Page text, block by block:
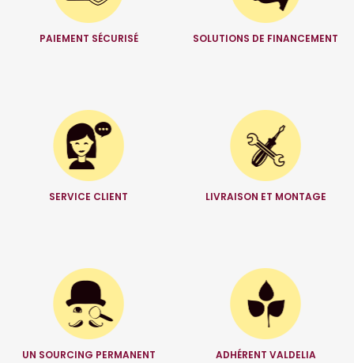
PAIEMENT SÉCURISÉ SOLUTIONS DE FINANCEMENT
SERVICE CLIENT LIVRAISON ET MONTAGE
UN SOURCING PERMANENT ADHÉRENT VALDELIA